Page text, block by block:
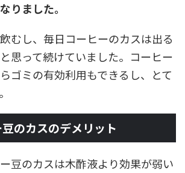
りました。
むし、毎日コーヒーのカスは出る
思って続けていました。コーヒー
ゴミの有効利用もできるし、とて
のカスのデメリット
豆のカスは木酢液より効果が弱い